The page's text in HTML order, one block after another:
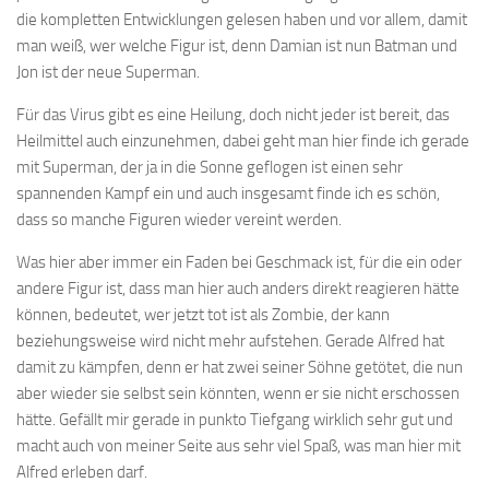
die kompletten Entwicklungen gelesen haben und vor allem, damit
man weiß, wer welche Figur ist, denn Damian ist nun Batman und
Jon ist der neue Superman.
Für das Virus gibt es eine Heilung, doch nicht jeder ist bereit, das
Heilmittel auch einzunehmen, dabei geht man hier finde ich gerade
mit Superman, der ja in die Sonne geflogen ist einen sehr
spannenden Kampf ein und auch insgesamt finde ich es schön,
dass so manche Figuren wieder vereint werden.
Was hier aber immer ein Faden bei Geschmack ist, für die ein oder
andere Figur ist, dass man hier auch anders direkt reagieren hätte
können, bedeutet, wer jetzt tot ist als Zombie, der kann
beziehungsweise wird nicht mehr aufstehen. Gerade Alfred hat
damit zu kämpfen, denn er hat zwei seiner Söhne getötet, die nun
aber wieder sie selbst sein könnten, wenn er sie nicht erschossen
hätte. Gefällt mir gerade in punkto Tiefgang wirklich sehr gut und
macht auch von meiner Seite aus sehr viel Spaß, was man hier mit
Alfred erleben darf.